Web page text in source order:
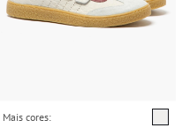
Mais cores: